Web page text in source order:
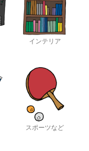
インテリア
スポーツなど